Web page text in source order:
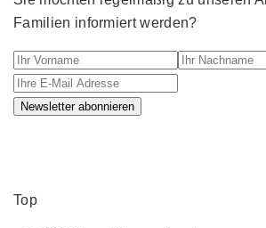
Familien informiert werden?
Ihr Vorname Ihr Nachname
Newsletter abonnieren
Top